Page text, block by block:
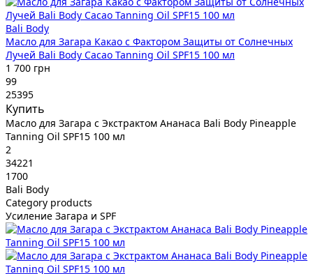
Bali Body
Масло для Загара Какао с Фактором Защиты от Солнечных
Лучей Bali Body Cacao Tanning Oil SPF15 100 мл
1 700 грн
99
25395
Купить
Масло для Загара с Экстрактом Ананаса Bali Body Pineapple
Tanning Oil SPF15 100 мл
2
34221
1700
Bali Body
Category products
Усиление Загара и SPF